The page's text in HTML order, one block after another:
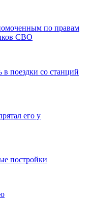
по правам
СВО
поездки со станций
его у
постройки